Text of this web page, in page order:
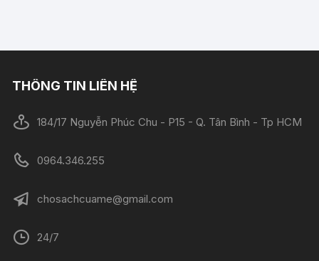
THÔNG TIN LIÊN HỆ
184/17 Nguyễn Phúc Chu - P15 - Q. Tân Bình - Tp HCM
0964.346.255
chosachcuame@gmail.com
24/7